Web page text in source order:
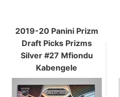
2019-20 Panini Prizm
Draft Picks Prizms
Silver #27 Mfiondu
Kabengele